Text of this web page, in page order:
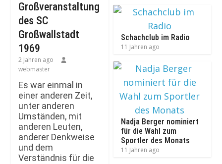
Großveranstaltung
des SC
Großwallstadt
1969
2 Jahren ago
webmaster
Es war einmal in
einer anderen Zeit,
unter anderen
Umständen, mit
anderen Leuten,
anderer Denkweise
und dem
Verständnis für die
Schachclub im Radio
11 Jahren ago
Nadja Berger nominiert
für die Wahl zum
Sportler des Monats
11 Jahren ago